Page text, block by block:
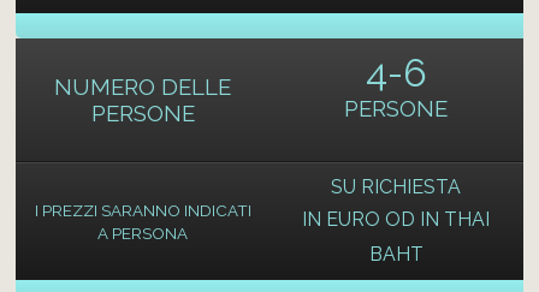
NUMERO DELLE
PERSONE
I PREZZI SARANNO INDICATI
A PERSONA
4-6
PERSONE
SU RICHIESTA
IN EURO OD IN THAI
BAHT